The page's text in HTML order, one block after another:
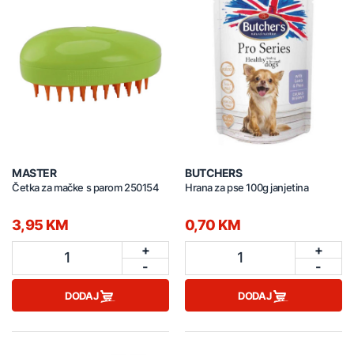
MASTER
Četka za mačke s parom 250154
3,95 KM
1
+
-
DODAJ
BUTCHERS
Hrana za pse 100g janjetina
0,70 KM
1
+
-
DODAJ